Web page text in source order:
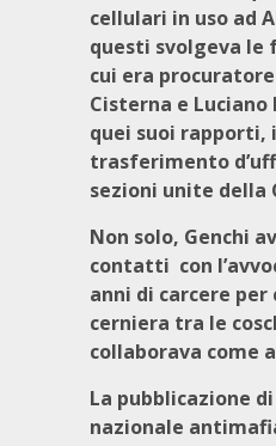
cellulari in uso ad
questi svolgeva le
cui era
Cisterna e
quei suoi rapporti,
trasferimento
sezioni unite della
Non solo, Genchi
contatti con
anni di carcere
cerniera tra le
collaborava come
La pubblicazione
nazionale